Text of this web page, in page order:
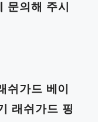
문의해 주시
쉬가드 베이
래쉬가드 핑